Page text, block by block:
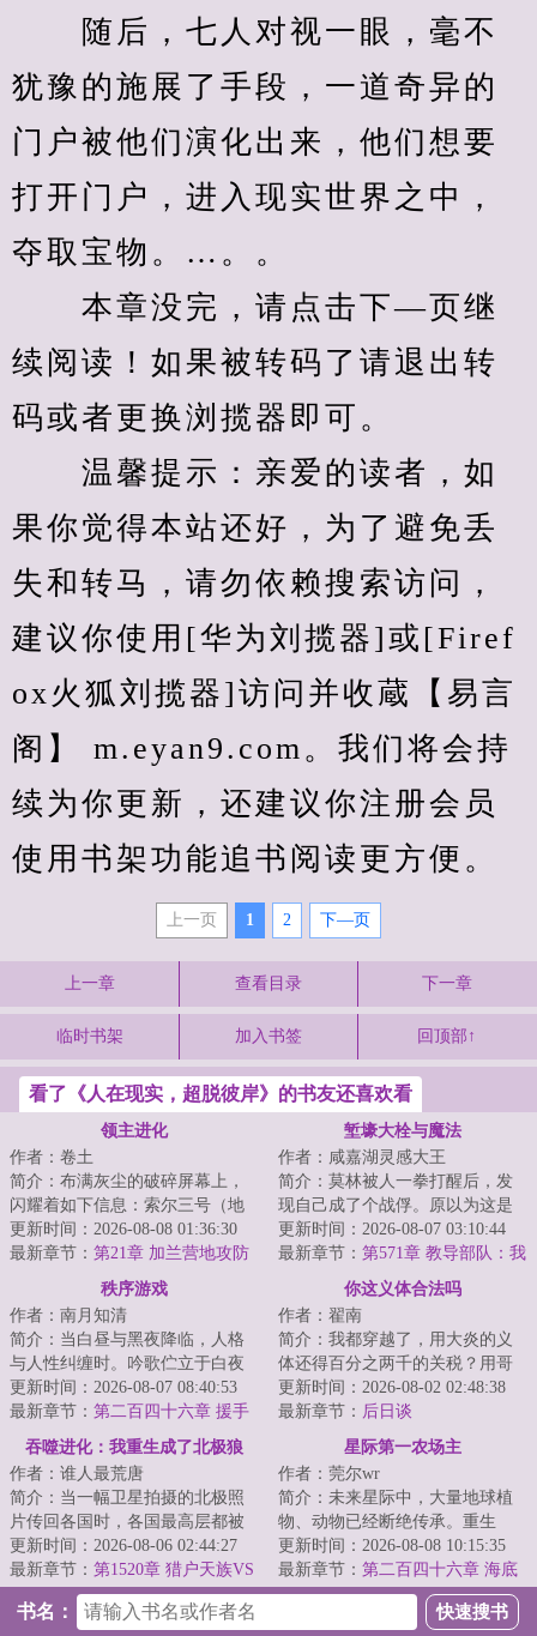
随后，七人对视一眼，毫不
犹豫的施展了手段，一道奇异的
门户被他们演化出来，他们想要
打开门户，进入现实世界之中，
夺取宝物。…。。
本章没完，请点击下—页继
续阅读！如果被转码了请退出转
码或者更换浏揽器即可。
温馨提示：亲爱的读者，如
果你觉得本站还好，为了避免丢
失和转马，请勿依赖搜索访问，
建议你使用[华为刘揽器]或[Firef
ox火狐刘揽器]访问并收蔵【易言
阁】 m.eyan9.com。我们将会持
续为你更新，还建议你注册会员
使用书架功能追书阅读更方便。
上一页 1 2 下—页
上一章 查看目录 下一章
临时书架 加入书签 回顶部↑
看了《人在现实，超脱彼岸》的书友还喜欢看
领主进化
作者：卷土
简介：布满灰尘的破碎屏幕上，
闪耀着如下信息：索尔三号（地
球）垦殖域曾种植名单如下：三
叶虫：节肢动物...
更新时间：2026-08-08 01:36:30
最新章节： 第21章 加兰营地攻防
堑壕大栓与魔法
作者：咸嘉湖灵感大王
简介：莫林被人一拳打醒后，发
现自己成了个战俘。原以为这是
个类似一战爆发前夜的世界，却
发现实际情况比...
更新时间：2026-08-07 03:10:44
最新章节： 第571章 教导部队：我
秩序游戏
作者：南月知清
简介：当白昼与黑夜降临，人格
与人性纠缠时。吟歌伫立于白夜
与混乱之巅，漠视一切失去与背
叛。“人性是我...
更新时间：2026-08-07 08:40:53
最新章节： 第二百四十六章 援手
你这义体合法吗
作者：翟南
简介：我都穿越了，用大炎的义
体还得百分之两千的关税？用哥
联义体我还没医保？无线上网还
tm的得交专利费...
更新时间：2026-08-02 02:48:38
最新章节： 后日谈
吞噬进化：我重生成了北极狼
作者：谁人最荒唐
简介：当一幅卫星拍摄的北极照
片传回各国时，各国最高层都被
照片内容震惊了。他们看到了北
极数以万计的狼...
更新时间：2026-08-06 02:44:27
最新章节： 第1520章 猎户天族VS
星团群雄（十五）
星际第一农场主
作者：莞尔wr
简介：未来星际中，大量地球植
物、动物已经断绝传承。重生
后，关遗珠从继承一颗荒废星球
开始，让断绝的地...
更新时间：2026-08-08 10:15:35
最新章节： 第二百四十六章 海底
列车
书名：